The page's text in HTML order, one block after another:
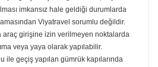
imkansız hale geldiği durumlarda
Viyatravel sorumlu değildir.
araç girişine izin verilmeyen noktalarda
veya yaya olarak yapılabilir.
ile geçiş yapılan gümrük kapılarında